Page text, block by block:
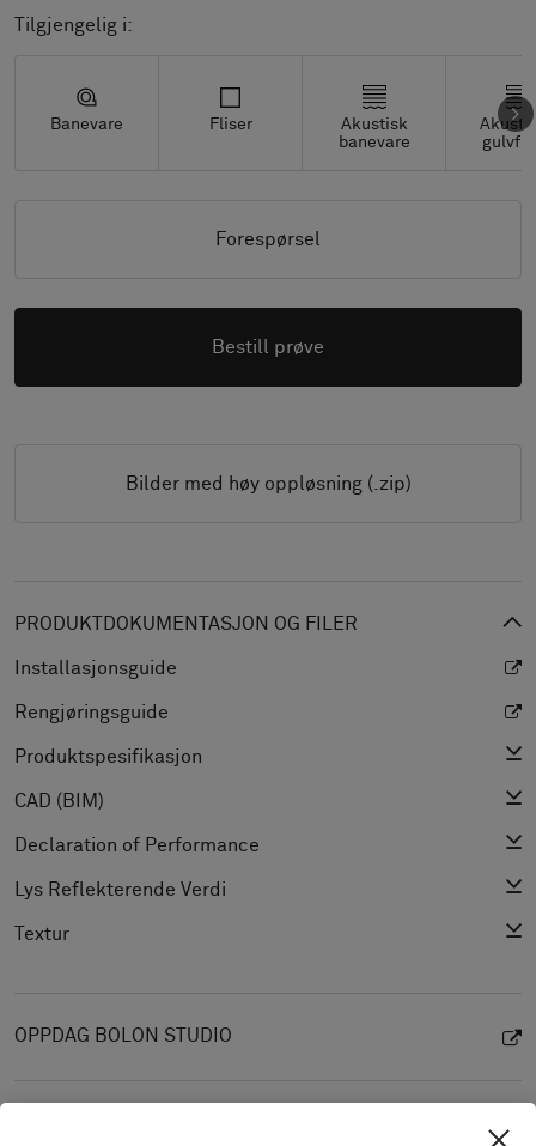
Tilgjengelig i:
Banevare Fliser
Akustisk
banevare
Forespørsel
Bestill prøve
Bilder med høy oppløsning (.zip)
PRODUKTDOKUMENTASJON OG FILER
Installasjonsguide
Rengjøringsguide
Produktspesifikasjon
CAD (BIM)
Declaration of Performance
Lys Reflekterende Verdi
Textur
OPPDAG BOLON STUDIO